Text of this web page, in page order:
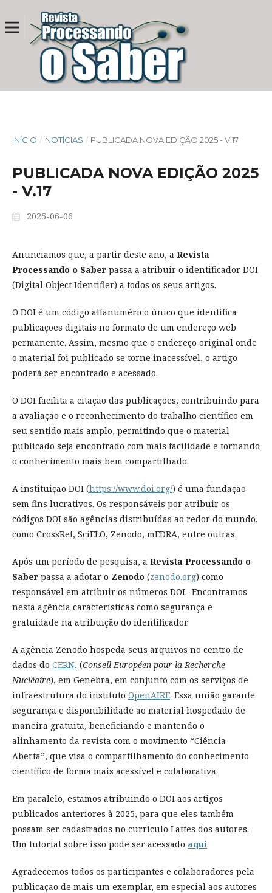
INÍCIO / NOTÍCIAS / PUBLICADA NOVA EDIÇÃO 2025 - V.17
PUBLICADA NOVA EDIÇÃO 2025
- V.17
2025-06-06
Anunciamos que, a partir deste ano, a Revista
Processando o Saber passa a atribuir o identificador DOI
(Digital Object Identifier) a todos os seus artigos.
O DOI é um código alfanumérico único que identifica
publicações digitais no formato de um endereço web
permanente. Assim, mesmo que o endereço original onde
o material foi publicado se torne inacessível, o artigo
poderá ser encontrado e acessado.
O DOI facilita a citação das publicações, contribuindo para
a avaliação e o reconhecimento do trabalho científico em
seu sentido mais amplo, permitindo que o material
publicado seja encontrado com mais facilidade e tornando
o conhecimento mais bem compartilhado.
A instituição DOI (https://www.doi.org/) é uma fundação
sem fins lucrativos. Os responsáveis por atribuir os
códigos DOI são agências distribuídas ao redor do mundo,
como CrossRef, SciELO, Zenodo, mEDRA, entre outras.
Após um período de pesquisa, a Revista Processando o
Saber passa a adotar o Zenodo (zenodo.org) como
responsável em atribuir os números DOI. Encontramos
nesta agência características como segurança e
gratuidade na atribuição do identificador.
A agência Zenodo hospeda seus arquivos no centro de
dados do CERN, (Conseil Européen pour la Recherche
Nucléaire), em Genebra, em conjunto com os serviços de
infraestrutura do instituto OpenAIRE. Essa união garante
segurança e disponibilidade ao material hospedado de
maneira gratuita, beneficiando e mantendo o
alinhamento da revista com o movimento “Ciência
Aberta”, que visa o compartilhamento do conhecimento
científico de forma mais acessível e colaborativa.
Em paralelo, estamos atribuindo o DOI aos artigos
publicados anteriores à 2025, para que eles também
possam ser cadastrados no currículo Lattes dos autores.
Um tutorial sobre isso pode ser acessado aqui.
Agradecemos todos os participantes e colaboradores pela
publicação de mais um exemplar, em especial aos autores